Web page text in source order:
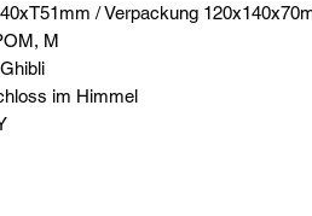
/ Verpackung
M
im Himmel